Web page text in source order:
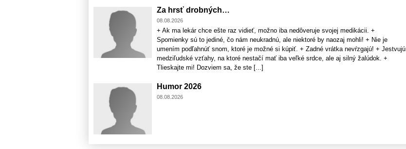
Za hrsť drobných…
08.08.2026
+ Ak ma lekár chce ešte raz vidieť, možno iba nedôveruje svojej medikácii. +
Spomienky sú to jediné, čo nám neukradnú, ale niektoré by naozaj mohli! + Nie je
umením podľahnúť snom, ktoré je možné si kúpiť. + Zadné vrátka nevŕzgajú! + Jestvujú
medziľudské vzťahy, na ktoré nestačí mať iba veľké srdce, ale aj silný žalúdok. +
Tlieskajte mi! Dozviem sa, že ste [...]
Humor 2026
08.08.2026